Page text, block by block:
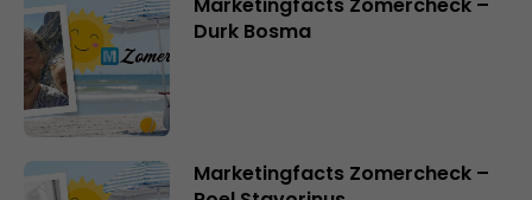
Durk Bosma
Marketingfacts Zomercheck –